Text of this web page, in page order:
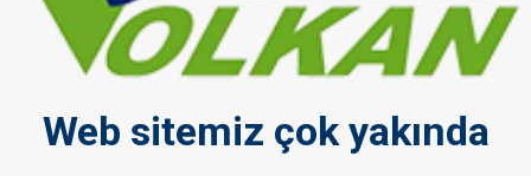
Web sitemiz çok yakında